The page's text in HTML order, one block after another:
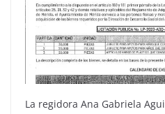
La regidora Ana Gabriela